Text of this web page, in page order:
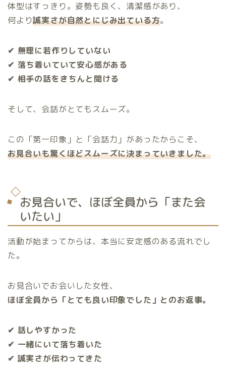
体型はすっきり。姿勢も良く、清潔感があり、
何より誠実さが自然とにじみ出ている方。
✔ 無理に若作りしていない
✔ 落ち着いていて安心感がある
✔ 相手の話をきちんと聞ける
そして、会話がとてもスムーズ。
この「第一印象」と「会話力」があったからこそ、
お見合いも驚くほどスムーズに決まっていきました。
お見合いで、ほぼ全員から「また会
いたい」
活動が始まってからは、本当に安定感のある流れでし
た。
お見合いでお会いした女性、
ほぼ全員から「とても良い印象でした」とのお返事。
✔ 話しやすかった
✔ 一緒にいて落ち着いた
✔ 誠実さが伝わってきた